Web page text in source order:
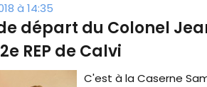
à 14:35
départ du Colonel
REP de Calvi
C'est à la Caserne